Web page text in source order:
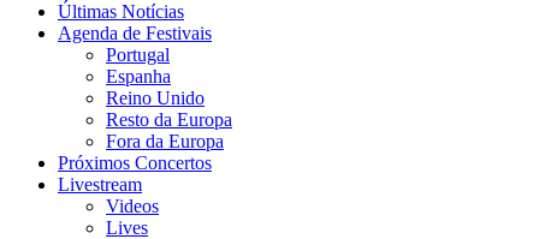
Últimas Notícias
Agenda de Festivais
Portugal
Espanha
Reino Unido
Resto da Europa
Fora da Europa
Próximos Concertos
Livestream
Videos
Lives